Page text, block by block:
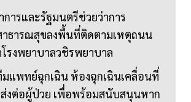
การและรัฐมนตรีช่วยว่าการ
าธารณสุขลงพื้นที่ติดตามเหตุถนน
รงพยาบาลวชิรพยาบาล
มแพทย์ฉุกเฉิน ห้องฉุกเฉินเคลื่อนที่
งต่อผู้ป่วย เพื่อพร้อมสนับสนุนหาก